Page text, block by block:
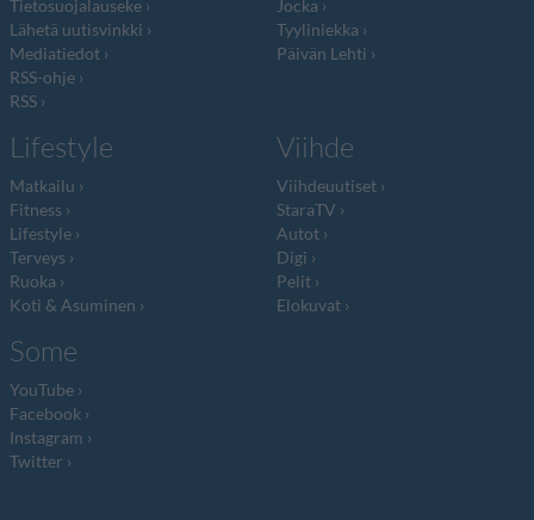
Tietosuojalauseke
Lähetä uutisvinkki
Mediatiedot
RSS-ohje
RSS
Jocka
Tyyliniekka
Päivän Lehti
Lifestyle
Matkailu
Fitness
Lifestyle
Terveys
Ruoka
Koti & Asuminen
Viihde
Viihdeuutiset
StaraTV
Autot
Digi
Pelit
Elokuvat
Some
YouTube
Facebook
Instagram
Twitter